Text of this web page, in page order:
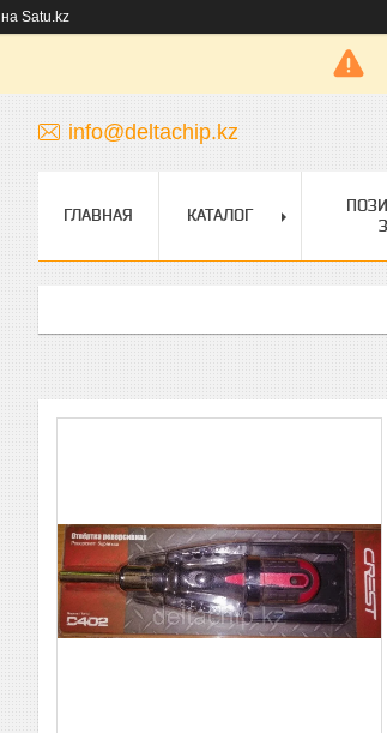
на Satu.kz
info@deltachip.kz
ГЛАВНАЯ КАТАЛОГ